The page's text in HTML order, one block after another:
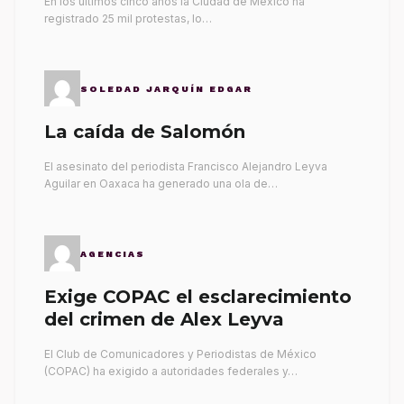
registrado 25 mil protestas, lo…
SOLEDAD JARQUÍN EDGAR
La caída de Salomón
El asesinato del periodista Francisco Alejandro Leyva
Aguilar en Oaxaca ha generado una ola de…
AGENCIAS
Exige COPAC el esclarecimiento
del crimen de Alex Leyva
El Club de Comunicadores y Periodistas de México
(COPAC) ha exigido a autoridades federales y…